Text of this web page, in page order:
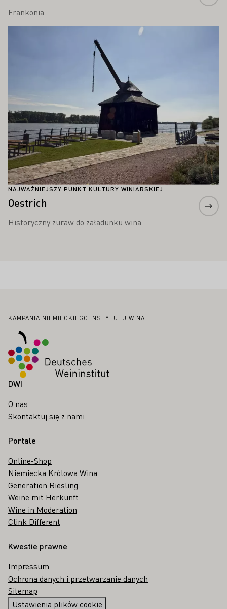
Frankonia
NAJWAŻNIEJSZY PUNKT KULTURY WINIARSKIEJ
Oestrich
Historyczny żuraw do załadunku wina
Stopka
KAMPANIA NIEMIECKIEGO INSTYTUTU WINA
DWI
O nas
Skontaktuj się z nami
Portale
Online-Shop
Niemiecka Królowa Wina
Generation Riesling
Weine mit Herkunft
Wine in Moderation
Clink Different
Kwestie prawne
Impressum
Ochrona danych i przetwarzanie danych
Sitemap
Ustawienia plików cookie